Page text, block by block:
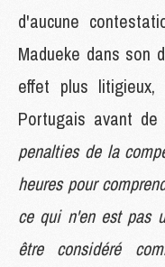
d'aucune
Madueke dans son
effet plus
Portugais avant de
penalties de la
heures pour
ce qui n'en est pas
être considéré